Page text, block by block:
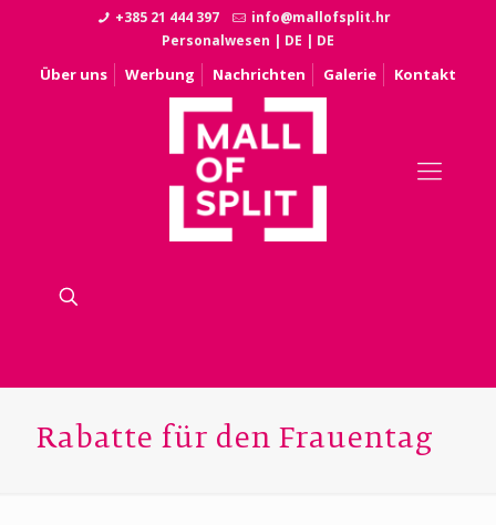
+385 21 444 397
info@mallofsplit.hr
Personalwesen | DE | DE
Über uns Werbung Nachrichten Galerie Kontakt
Rabatte für den Frauentag